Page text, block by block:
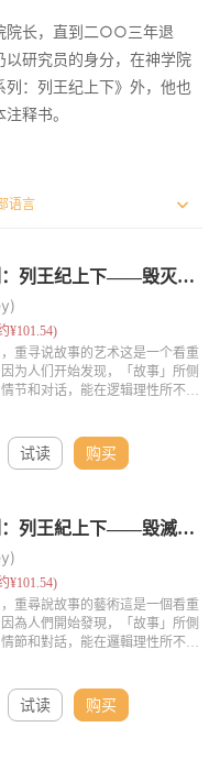
院长，直到二○○三年退
研究员的身分，在神学院
：列王纪上下》外，他也
释书。
试读 购买
试读 购买